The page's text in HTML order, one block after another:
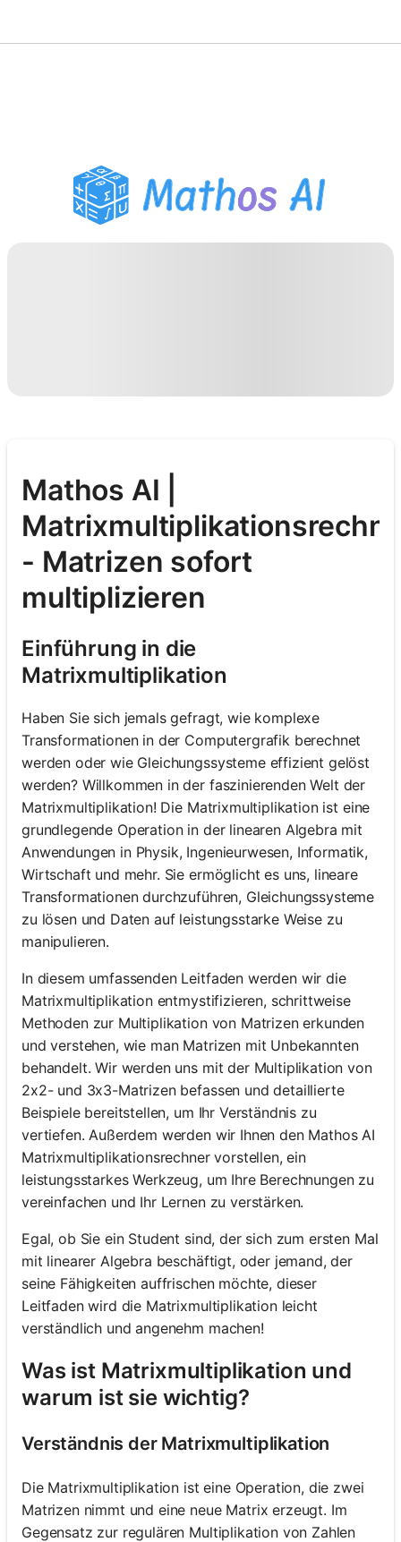
PDF Hausaufgaben-Helfer
Lernwerkzeuge
Mathos AI |
- Matrizen sofort
multiplizieren
Einführung in die
Matrixmultiplikation
Haben Sie sich jemals gefragt, wie komplexe
Transformationen in der Computergrafik berechnet
werden oder wie Gleichungssysteme effizient gelöst
werden? Willkommen in der faszinierenden Welt der
Matrixmultiplikation! Die Matrixmultiplikation ist eine
grundlegende Operation in der linearen Algebra mit
Anwendungen in Physik, Ingenieurwesen, Informatik,
Wirtschaft und mehr. Sie ermöglicht es uns, lineare
Transformationen durchzuführen, Gleichungssysteme
zu lösen und Daten auf leistungsstarke Weise zu
manipulieren.
In diesem umfassenden Leitfaden werden wir die
Matrixmultiplikation entmystifizieren, schrittweise
Methoden zur Multiplikation von Matrizen erkunden
und verstehen, wie man Matrizen mit Unbekannten
behandelt. Wir werden uns mit der Multiplikation von
2x2- und 3x3-Matrizen befassen und detaillierte
Beispiele bereitstellen, um Ihr Verständnis zu
vertiefen. Außerdem werden wir Ihnen den Mathos AI
Matrixmultiplikationsrechner vorstellen, ein
leistungsstarkes Werkzeug, um Ihre Berechnungen zu
vereinfachen und Ihr Lernen zu verstärken.
Egal, ob Sie ein Student sind, der sich zum ersten Mal
mit linearer Algebra beschäftigt, oder jemand, der
seine Fähigkeiten auffrischen möchte, dieser
Leitfaden wird die Matrixmultiplikation leicht
verständlich und angenehm machen!
Was ist Matrixmultiplikation und
warum ist sie wichtig?
Verständnis der Matrixmultiplikation
Die Matrixmultiplikation ist eine Operation, die zwei
Matrizen nimmt und eine neue Matrix erzeugt. Im
Gegensatz zur regulären Multiplikation von Zahlen